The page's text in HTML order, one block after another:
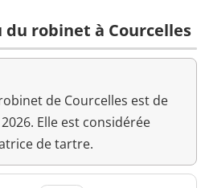
1 n/mL
Aucun
changement
7,2 unité pH
>=6,5 et <=9
du robinet à Courcelles
de Courcelles est de
Elle est considérée
de tartre.